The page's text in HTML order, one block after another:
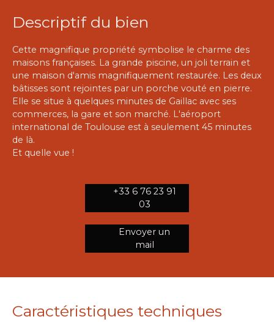
Descriptif du bien
Cette magnifique propriété symbolise le charme des
maisons françaises. La grande piscine, un joli terrain et
une maison d'amis magnifiquement restaurée. Les deux
bâtisses sont rejointes par un porche vouté en pierre.
Elle se situe à quelques minutes de Gaillac avec ses
commerces, la gare et son marché. L'aéroport
international de Toulouse est à seulement 45 minutes
de là.
Et quelle vue !
+33 6 76 23 91
03
Envoyer un
mail
Caractéristiques techniques